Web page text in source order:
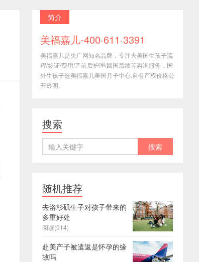
简介
美福嘉儿-400·611·3391
美福嘉儿是央广网知名品牌，专注去美国生孩子流
程/签证/费用/产前后护理/回国后续等咨询服务，国
外生孩子选美福嘉儿美国月子中心,自有产权价格公
开透明。
搜索
随机推荐
去洛杉矶生子对孩子带来的
多重好处
阅读(914)
赴美产子被遣返是怀孕的缘
故吗